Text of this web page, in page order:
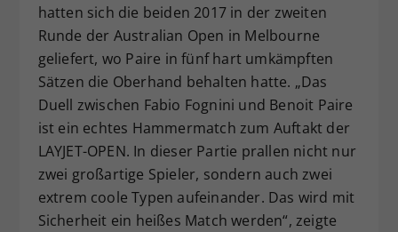
hatten sich die beiden 2017 in der zweiten
Runde der Australian Open in Melbourne
geliefert, wo Paire in fünf hart umkämpften
Sätzen die Oberhand behalten hatte. „Das
Duell zwischen Fabio Fognini und Benoit Paire
ist ein echtes Hammermatch zum Auftakt der
LAYJET-OPEN. In dieser Partie prallen nicht nur
zwei großartige Spieler, sondern auch zwei
extrem coole Typen aufeinander. Das wird mit
Sicherheit ein heißes Match werden“, zeigte